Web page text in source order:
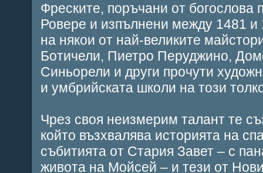
Фреските, поръчани от богослова
Ровере и изпълнени между 1481 и
на някои от най-великите
Ботичели, Пиетро Перуджино,
Синьорели и други прочути
и умбрийската школи на този
Чрез своя неизмерим талант те
който възхвалява историята на
събитията от Стария Завет – с
живота на Мойсей – и тези от